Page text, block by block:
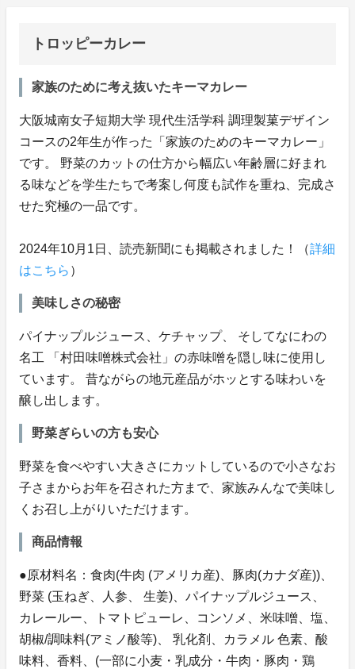
トロッピーカレー
家族のために考え抜いたキーマカレー
大阪城南女子短期大学 現代生活学科 調理製菓デザイン
コースの2年生が作った「家族のためのキーマカレー」
です。 野菜のカットの仕方から幅広い年齢層に好まれ
る味などを学生たちで考案し何度も試作を重ね、完成さ
せた究極の一品です。
2024年10月1日、読売新聞にも掲載されました！（詳細
はこちら ）
美味しさの秘密
パイナップルジュース、ケチャップ、 そしてなにわの
名工 「村田味噌株式会社」の赤味噌を隠し味に使用し
ています。 昔ながらの地元産品がホッとする味わいを
醸し出します。
野菜ぎらいの方も安心
野菜を食べやすい大きさにカットしているので小さなお
子さまからお年を召された方まで、家族みんなで美味し
くお召し上がりいただけます。
商品情報
●原材料名：食肉(牛肉 (アメリカ産)、豚肉(カナダ産))、
野菜 (玉ねぎ、人参、 生姜)、パイナップルジュース、
カレールー、トマトピューレ、コンソメ、米味噌、塩、
胡椒/調味料(アミノ酸等)、 乳化剤、カラメル 色素、酸
味料、香料、(一部に小麦・乳成分・牛肉・豚肉・鶏